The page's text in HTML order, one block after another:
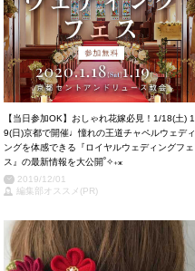
【当日参加OK】おしゃれ花嫁必見！1/18(土) 1
9(日)京都で開催♩憧れの王道チャペルウェディ
ングを体感できる『ロイヤルウェディングフェ
ス』の最新情報を大公開˚✧₊⁎
2019/12/01
編集部オススメ(PR)